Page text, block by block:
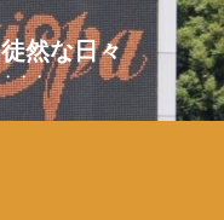
然な日々
・・